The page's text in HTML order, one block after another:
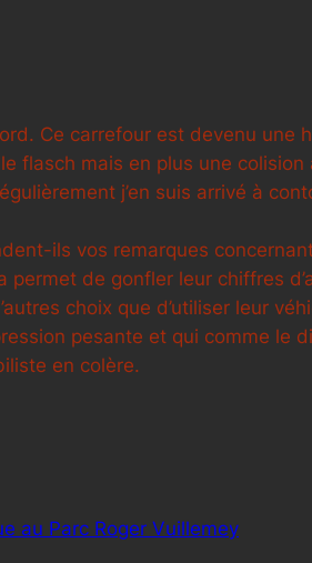
Ce carrefour est devenu une
flasch mais en plus une colision
j’en suis arrivé à
ils vos remarques
permet de gonfler leur chiffres
choix que d’utiliser leur
pesante et qui comme le
en colère.
au Parc Roger Vuillemey